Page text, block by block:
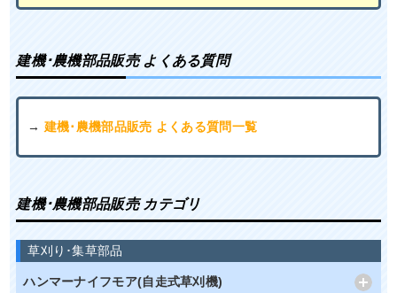
建機･農機部品販売 よくある質問
→ 建機･農機部品販売 よくある質問一覧
建機･農機部品販売 カテゴリ
草刈り･集草部品
ハンマーナイフモア(自走式草刈機)